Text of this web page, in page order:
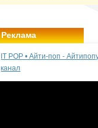
Реклама
IT POP • Айти-поп -
канал